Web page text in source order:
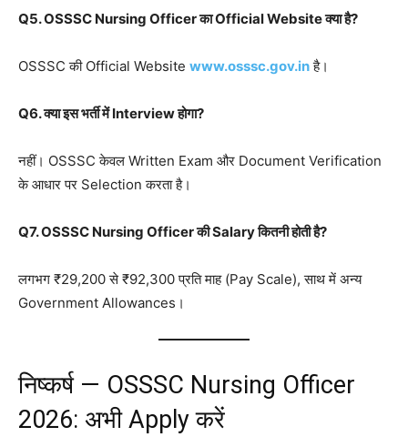
Q5. OSSSC Nursing Officer का Official Website क्या है?
OSSSC की Official Website www.osssc.gov.inहै।
Q6. क्या इस भर्ती में Interview होगा?
नहीं। OSSSC केवल Written Exam और Document Verification
के आधार पर Selection करता है।
Q7. OSSSC Nursing Officer की Salary कितनी होती है?
लगभग ₹29,200 से ₹92,300 प्रति माह (Pay Scale), साथ में अन्य
Government Allowances।
निष्कर्ष — OSSSC Nursing Officer
2026: अभी Apply करें